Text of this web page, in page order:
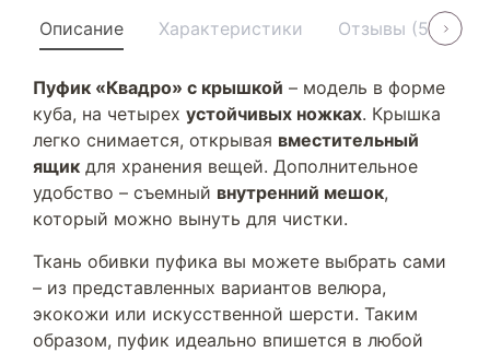
Описание Характеристики Отзывы (5)
Пуфик «Квадро» с крышкой – модель в форме
куба, на четырех устойчивых ножках. Крышка
легко снимается, открывая вместительный
ящик для хранения вещей. Дополнительное
удобство – съемный внутренний мешок,
который можно вынуть для чистки.
Ткань обивки пуфика вы можете выбрать сами
– из представленных вариантов велюра,
экокожи или искусственной шерсти. Таким
образом, пуфик идеально впишется в любой